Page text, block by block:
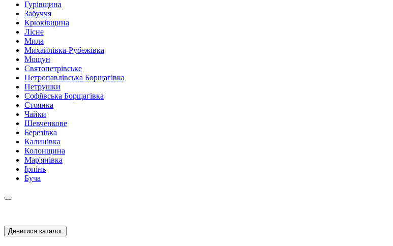
Гурівщина
Забуччя
Крюківщина
Лісне
Мила
Михайлівка-Рубежівка
Мощун
Святопетрівське
Петропавлівська Борщагівка
Петрушки
Софіївська Борщагівка
Стоянка
Чайки
Шевченкове
Березівка
Калинівка
Колонщина
Мар'янівка
Ірпінь
Буча
Дивитися каталог